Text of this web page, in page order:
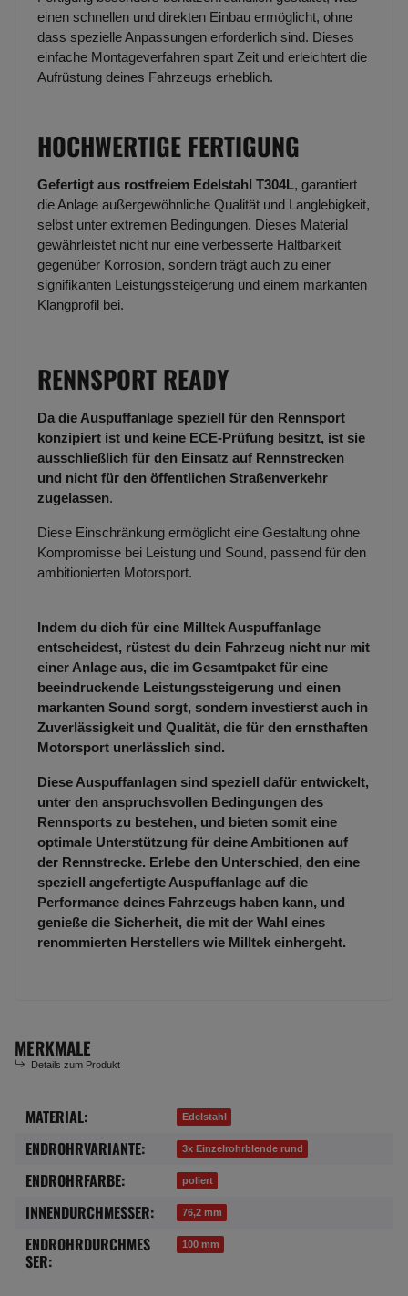
einen schnellen und direkten Einbau ermöglicht, ohne
dass spezielle Anpassungen erforderlich sind. Dieses
einfache Montageverfahren spart Zeit und erleichtert die
Aufrüstung deines Fahrzeugs erheblich.
HOCHWERTIGE FERTIGUNG
Gefertigt aus rostfreiem Edelstahl T304L, garantiert
die Anlage außergewöhnliche Qualität und Langlebigkeit,
selbst unter extremen Bedingungen. Dieses Material
gewährleistet nicht nur eine verbesserte Haltbarkeit
gegenüber Korrosion, sondern trägt auch zu einer
signifikanten Leistungssteigerung und einem markanten
Klangprofil bei.
RENNSPORT READY
Da die Auspuffanlage speziell für den Rennsport
konzipiert ist und keine ECE-Prüfung besitzt, ist sie
ausschließlich für den Einsatz auf Rennstrecken
und nicht für den öffentlichen Straßenverkehr
zugelassen.
Diese Einschränkung ermöglicht eine Gestaltung ohne
Kompromisse bei Leistung und Sound, passend für den
ambitionierten Motorsport.
Indem du dich für eine Milltek Auspuffanlage
entscheidest, rüstest du dein Fahrzeug nicht nur mit
einer Anlage aus, die im Gesamtpaket für eine
beeindruckende Leistungssteigerung und einen
markanten Sound sorgt, sondern investierst auch in
Zuverlässigkeit und Qualität, die für den ernsthaften
Motorsport unerlässlich sind.
Diese Auspuffanlagen sind speziell dafür entwickelt,
unter den anspruchsvollen Bedingungen des
Rennsports zu bestehen, und bieten somit eine
optimale Unterstützung für deine Ambitionen auf
der Rennstrecke. Erlebe den Unterschied, den eine
speziell angefertigte Auspuffanlage auf die
Performance deines Fahrzeugs haben kann, und
genieße die Sicherheit, die mit der Wahl eines
renommierten Herstellers wie Milltek einhergeht.
MERKMALE
Details zum Produkt
Produkteigenschaft
Wert
MATERIAL: Edelstahl
ENDROHRVARIANTE: 3x Einzelrohrblende rund
ENDROHRFARBE: poliert
INNENDURCHMESSER: 76,2 mm
ENDROHRDURCHMES
SER:
100 mm